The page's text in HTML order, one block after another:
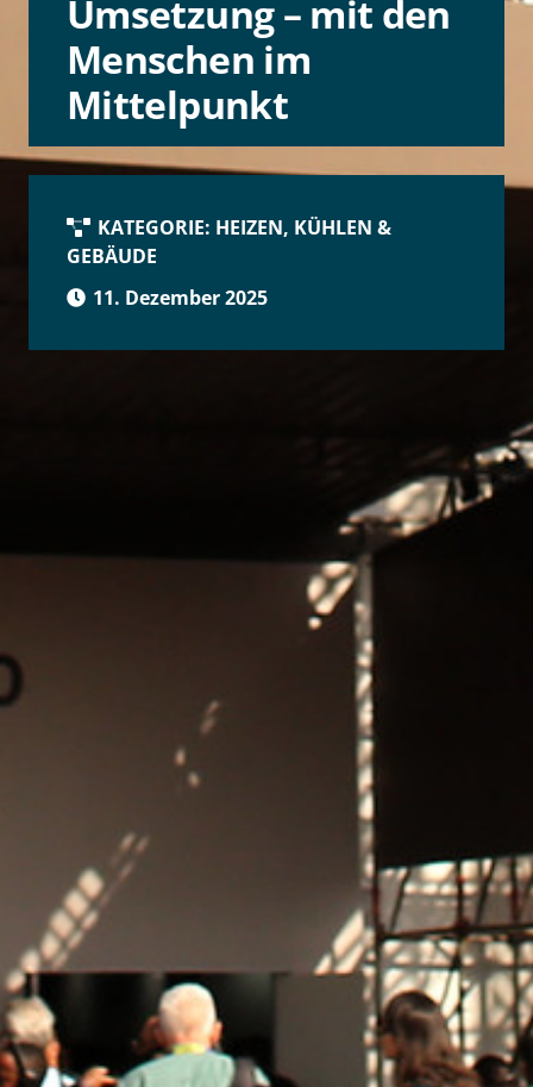
Umsetzung – mit den
Menschen im
Mittelpunkt
KATEGORIE: HEIZEN, KÜHLEN &
GEBÄUDE
11. Dezember 2025